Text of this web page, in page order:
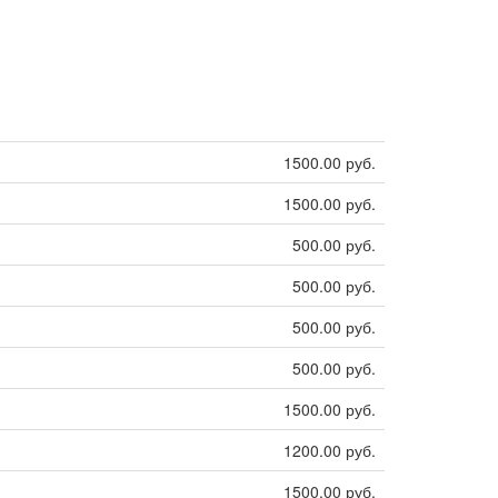
1500.00 руб.
1500.00 руб.
500.00 руб.
500.00 руб.
500.00 руб.
500.00 руб.
1500.00 руб.
1200.00 руб.
1500.00 руб.